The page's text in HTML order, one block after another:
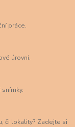
práce.
úrovni.
či lokality? Zadejte si